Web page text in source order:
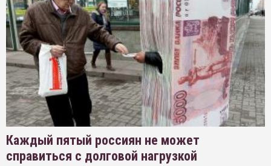
Каждый пятый россиян не может
справиться с долговой нагрузкой